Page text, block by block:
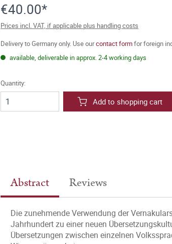
€40.00*
Prices incl. VAT, if applicable plus handling costs
Delivery to Germany only. Use ourcontact formfor foreign
available, deliverable in approx. 2-4 working days
Quantity:
Add to shopping cart
Abstract Reviews
Die zunehmende Verwendung der
Jahrhundert zu einer neuen
Übersetzungen zwischen einzelnen